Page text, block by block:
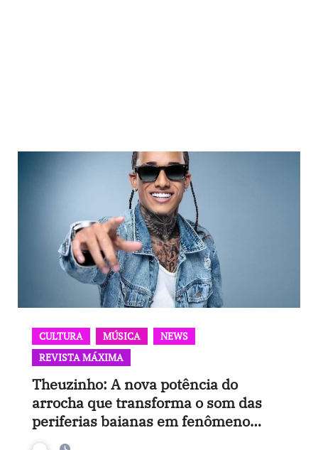
CULTURA MÚSICA
NEWS
REVISTA MÁXIMA
Theuzinho: A nova potência do
arrocha que transforma o som das
periferias baianas em fenômeno
nacional